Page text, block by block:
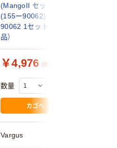
(MangoII セット C)
(155ー90062) 155-
90062 1セット（直送
品）
￥4,976 （税込）
数量
カゴへ
Vargus